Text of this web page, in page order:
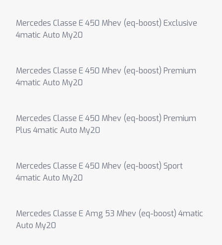
Mercedes Classe E 450 Mhev (eq-boost) Exclusive
4matic Auto My20
Mercedes Classe E 450 Mhev (eq-boost) Premium
4matic Auto My20
Mercedes Classe E 450 Mhev (eq-boost) Premium
Plus 4matic Auto My20
Mercedes Classe E 450 Mhev (eq-boost) Sport
4matic Auto My20
Mercedes Classe E Amg 53 Mhev (eq-boost) 4matic
Auto My20